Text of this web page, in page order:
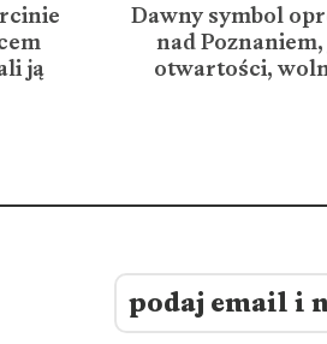
ją
Dawny symbol
nad
otwartości,